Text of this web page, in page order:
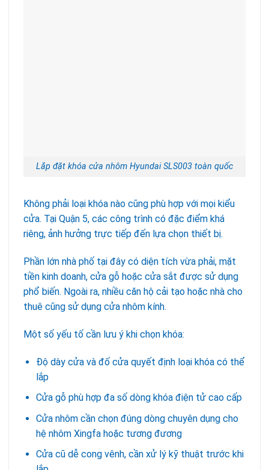
Lắp đặt khóa cửa nhôm Hyundai SLS003 toàn quốc
Không phải loại khóa nào cũng phù hợp với mọi kiểu
cửa. Tại Quận 5, các công trình có đặc điểm khá
riêng, ảnh hưởng trực tiếp đến lựa chọn thiết bị.
Phần lớn nhà phố tại đây có diện tích vừa phải, mặt
tiền kinh doanh, cửa gỗ hoặc cửa sắt được sử dụng
phổ biến. Ngoài ra, nhiều căn hộ cải tạo hoặc nhà cho
thuê cũng sử dụng cửa nhôm kính.
Một số yếu tố cần lưu ý khi chọn khóa:
Độ dày cửa và đố cửa quyết định loại khóa có thể
lắp
Cửa gỗ phù hợp đa số dòng khóa điện tử cao cấp
Cửa nhôm cần chọn đúng dòng chuyên dụng cho
hệ nhôm Xingfa hoặc tương đương
Cửa cũ dễ cong vênh, cần xử lý kỹ thuật trước khi